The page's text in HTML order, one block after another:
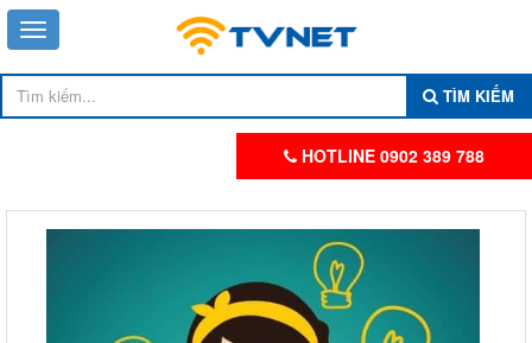
TÌM KIẾM
HOTLINE 0902 389 788